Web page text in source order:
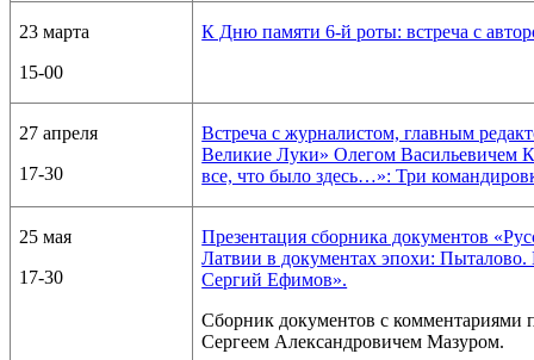
23 марта
15-00
К Дню памяти 6-й роты: встреча с
27 апреля
17-30
Встреча с журналистом, главным
Великие Луки» Олегом Васильевичем
все, что было здесь…»: Три
25 мая
17-30
Презентация сборника документов
Латвии в документах эпохи:
Сергий Ефимов».
Сборник документов с комментариями
Сергеем Александровичем Мазуром.